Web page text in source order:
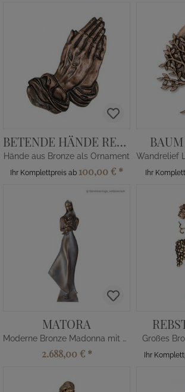
BETENDE HÄNDE RECHTS
Hände aus Bronze als Ornament
Ihr Komplettpreis ab 100,00 € * Ihr
MATORA
Moderne Bronze Madonna mit Kind
2.688,00 € *
Großes
Ihr